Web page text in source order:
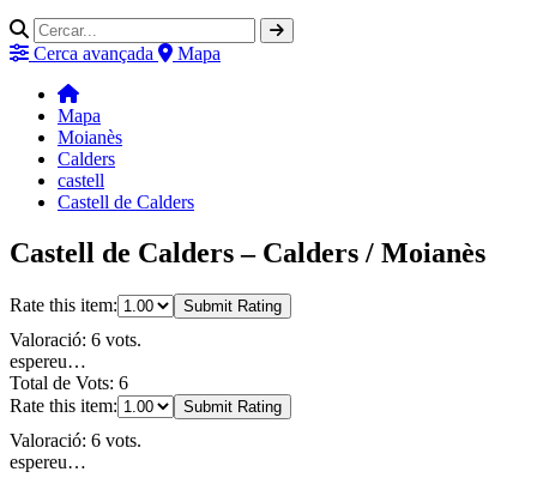
Cerca avançada Mapa
Mapa
Moianès
Calders
castell
Castell de Calders
Castell de Calders – Calders / Moianès
Rate this item: Submit Rating
Valoració: 6 vots.
espereu…
Total de Vots: 6
Rate this item:
Submit Rating
Valoració: 6 vots.
espereu…